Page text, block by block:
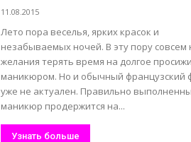
11.08.2015
Лето пора веселья, ярких красок и
незабываемых ночей. В эту пору совсем
желания терять время на долгое
маникюром. Но и обычный французский
уже не актуален. Правильно
маникюр продержится на...
Узнать больше